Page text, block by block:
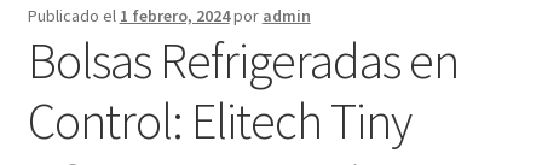
Finalizar compra
Mi cuenta
Publicado el 1 febrero, 2024por admin
Bolsas Refrigeradas en
Control: Elitech Tiny